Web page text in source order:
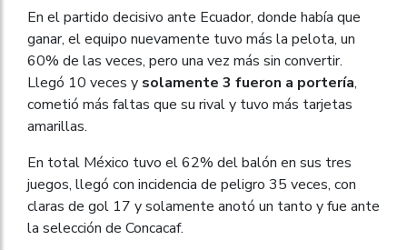
En el partido decisivo ante Ecuador, donde había que
ganar, el equipo nuevamente tuvo más la pelota, un
60% de las veces, pero una vez más sin convertir.
Llegó 10 veces y solamente 3 fueron a portería,
cometió más faltas que su rival y tuvo más tarjetas
amarillas.
En total México tuvo el 62% del balón en sus tres
juegos, llegó con incidencia de peligro 35 veces, con
claras de gol 17 y solamente anotó un tanto y fue ante
la selección de Concacaf.